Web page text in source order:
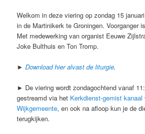
Welkom in deze viering op zondag 15
in de Martinikerk te Groningen. Voorganger
Met medewerking van organist Eeuwe
Joke Bulthuis en Ton Tromp.
►Download hier alvast de liturgie.
► De viering wordt zondagochtend vanaf
gestreamd via het Kerkdienst-gemist
Wijkgemeente, en ook na afloop kun je de
terugkijken.